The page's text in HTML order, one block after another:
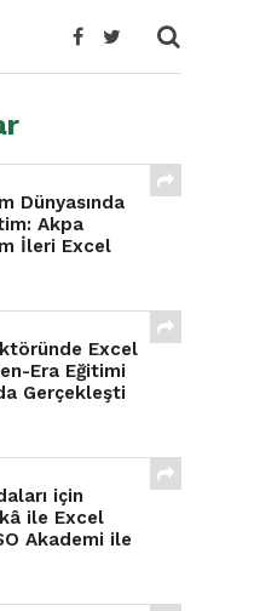
Dünyasında
Akpa
İleri Excel
Excel
Era Eğitimi
Gerçekleşti
için
ile Excel
Akademi ile